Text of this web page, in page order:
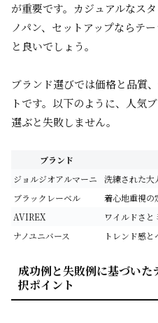
が重要です。カジュアルなス
ノパン、セットアップならテ
と良いでしょう。
ブランド選びでは価格と品質
トです。以下のように、人気
選ぶと失敗しません。
ブランド
ジョルジオアルマーニ
洗練された大
ブラックレーベル
着心地重視の
AVIREX
ワイルドさと
ナノユニバース
トレンド感
成功例と失敗例に基づい
択ポイント